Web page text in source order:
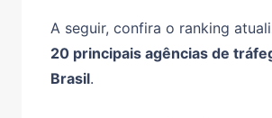
A seguir, confira o ranking
20 principais agências de
Brasil.